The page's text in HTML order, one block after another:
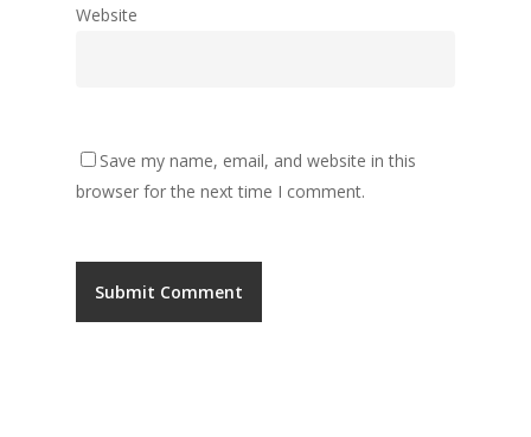
Website
Save my name, email, and website in this
browser for the next time I comment.